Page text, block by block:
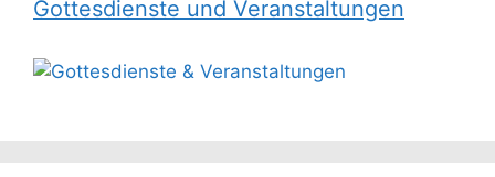
Gottesdienste und Veranstaltungen